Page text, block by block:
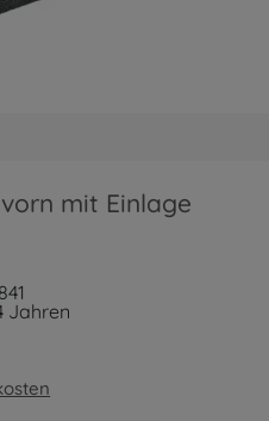
mit Einlage
Jahren